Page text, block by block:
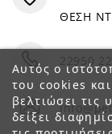
Αυτός ο
του cookies
βελτιώσει τις
δείξει
ΘΕΣΗ
22950